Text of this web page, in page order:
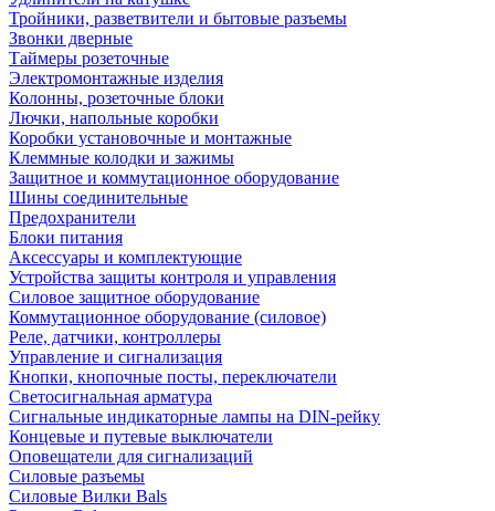
Тройники, разветвители и бытовые разъемы
Звонки дверные
Таймеры розеточные
Электромонтажные изделия
Колонны, розеточные блоки
Лючки, напольные коробки
Коробки установочные и монтажные
Клеммные колодки и зажимы
Защитное и коммутационное оборудование
Шины соединительные
Предохранители
Блоки питания
Аксессуары и комплектующие
Устройства защиты контроля и управления
Силовое защитное оборудование
Коммутационное оборудование (силовое)
Реле, датчики, контроллеры
Управление и сигнализация
Кнопки, кнопочные посты, переключатели
Светосигнальная арматура
Сигнальные индикаторные лампы на DIN-рейку
Концевые и путевые выключатели
Оповещатели для сигнализаций
Силовые разъемы
Силовые Вилки Bals